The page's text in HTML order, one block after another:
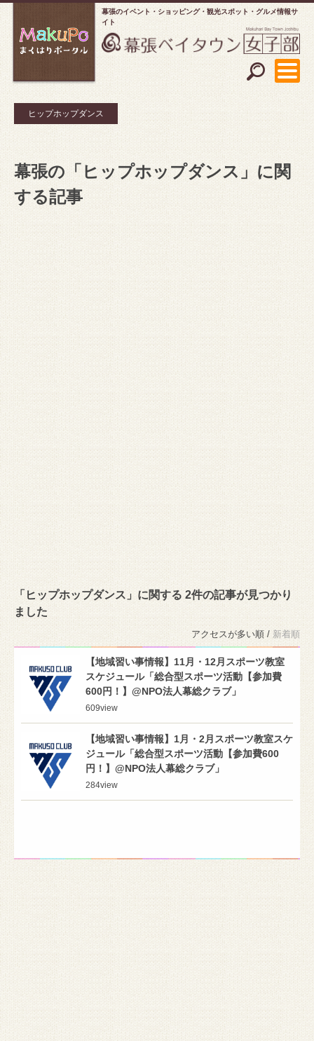
幕張のイベント・ショッピング
観光スポット・グルメ情報サ
イト
ヒップホップダンス
幕張の「ヒップホップダンス」に関
する記事
「ヒップホップダンス」に関する 2件の記事が見つかり
ました
アクセスが多い順 / 新着順
【地域習い事情報】11月・12月スポーツ教室
スケジュール「総合型スポーツ活動【参加費
600円！】@NPO法人幕総クラブ」
609view
【地域習い事情報】1月・2月スポーツ教室スケ
ジュール「総合型スポーツ活動【参加費600
円！】@NPO法人幕総クラブ」
284view